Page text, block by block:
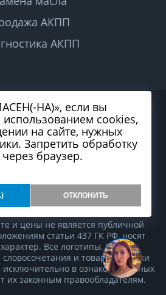
АКПП
АКПП
права защищены
персональных данных
Карта сайта
сайта студия99web
и цены не является публичной
статьи 437 ГК РФ, носят
Все логотипы, бренды,
и товарные знаки
в ознакомительных
их законным правообладателям.
НА)», если вы
использованием cookies,
на сайте, нужных
Запретить обработку
браузер.
ОТКЛОНИТЬ